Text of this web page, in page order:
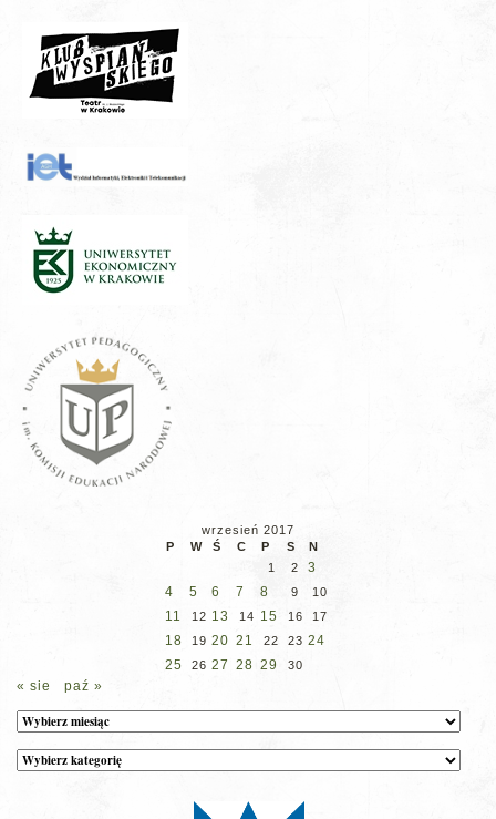
wrzesień 2017
P
W Ś C P S
N
1
2
3
4
5 6 7 8 9 10
11 12 13 14 15 16 17
18 19 20 21 22 23 24
25
26 27 28 29 30
« sie paź »
Archiwum
Kategorie
wpisów